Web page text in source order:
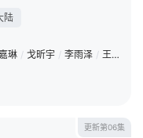
陆
琳 / 戈昕宇 / 李雨泽 / 王诩
更新第06集